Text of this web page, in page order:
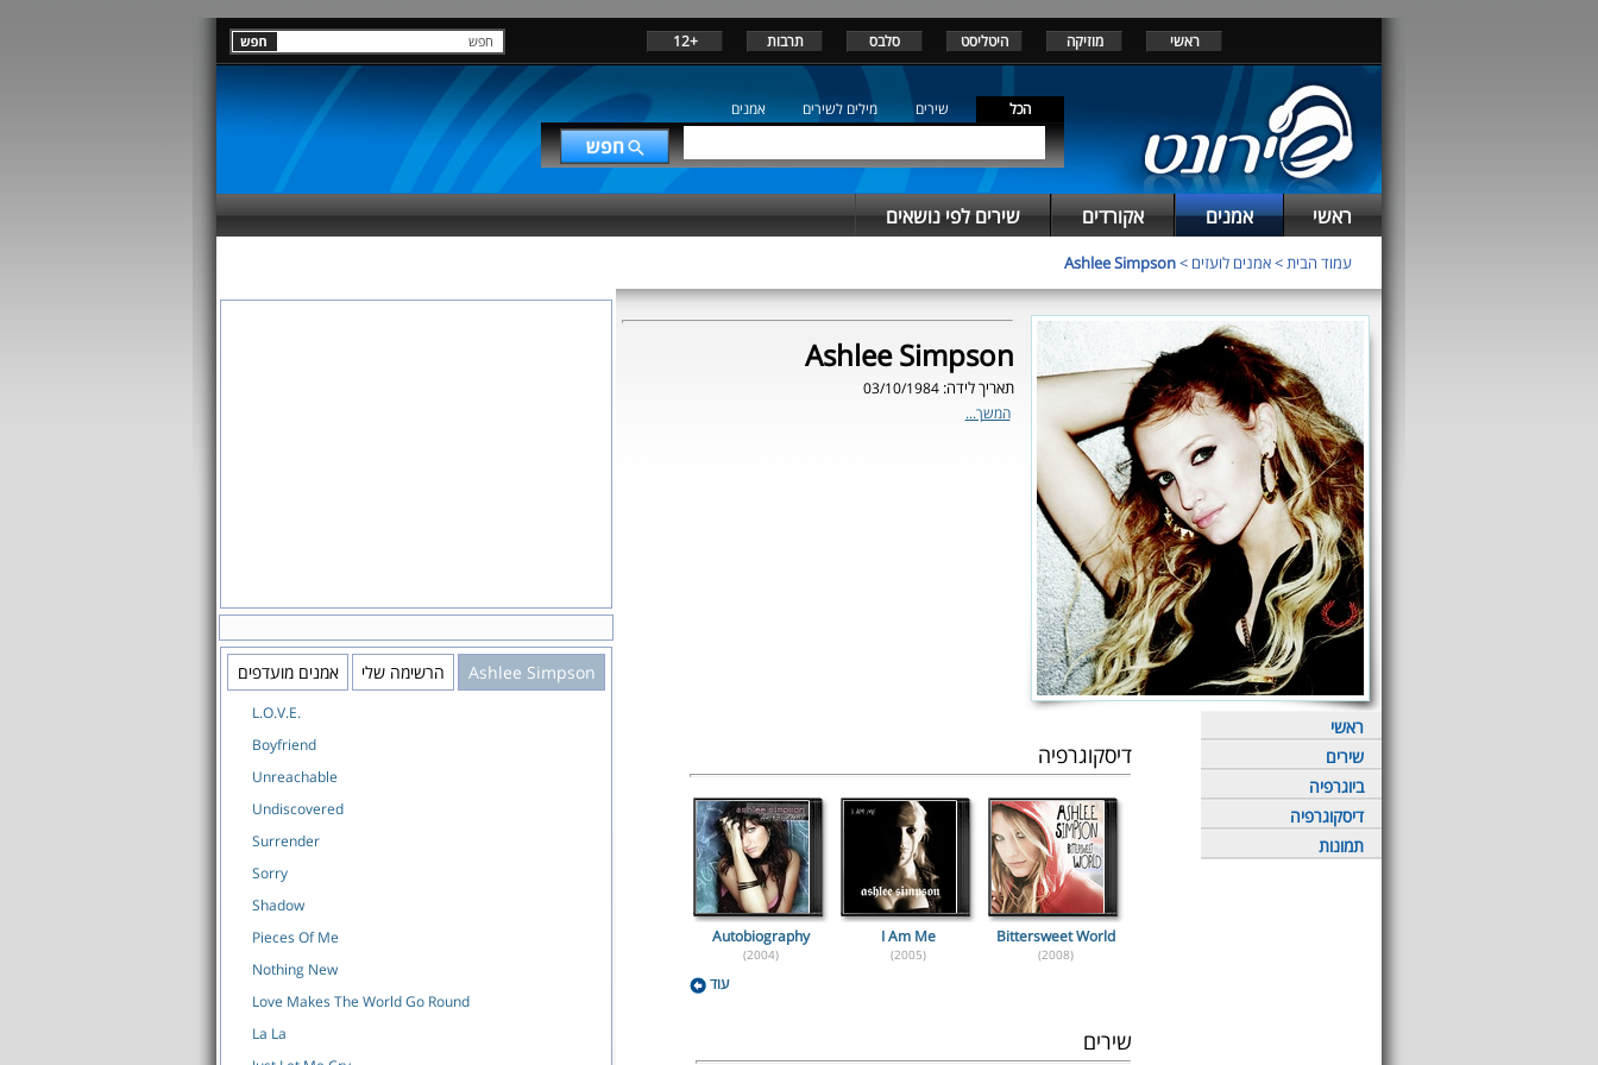
ראשי מוזיקה היטליסט סלבס תרבות +12
הכל שירים מילים לשירים אמנים
ראשי אמנים אקורדים שירים לפי נושאים
עמוד הבית>אמנים לועזים >
Ashlee Simpson
Ashlee Simpson
תאריך לידה:03/10/1984
המשך...
ראשי
שירים
ביוגרפיה
דיסקוגרפיה
תמונות
דיסקוגרפיה
Bittersweet World
(2008)
I Am Me
(2005)
Autobiography
(2004)
עוד
שירים
Ashlee Simpson הרשימה שלי אמנים מועדפים
L.O.V.E.
Boyfriend
Unreachable
Undiscovered
Surrender
Sorry
Shadow
Pieces Of Me
Nothing New
Love Makes The World Go Round
La La